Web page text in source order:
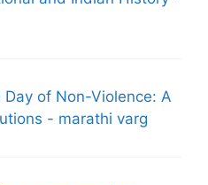
Day of Non-Violence: A
- marathi varg